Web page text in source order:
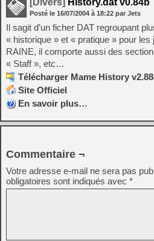
[Divers] History.dat v0.84b
Posté le 16/07/2004 à 18:22 par Jets
Il sagit d’un ficher DAT regroupant
« historique » et « pratique » pour
RAINE, il comporte aussi des
« Staff », etc…
Télécharger Mame History
Site Officiel
En savoir plus…
Commentaire ¬
Votre adresse e-mail ne sera pas
obligatoires sont indiqués avec *